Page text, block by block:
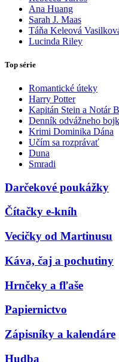
Ana Huang
Sarah J. Maas
Táňa Keleová
Lucinda Riley
Top série
Romantické úteky
Harry Potter
Kapitán Stein a Notár
Denník odvážneho
Krimi Dominika Dána
Učím sa rozprávať
Duna
Smradi
Darčekové poukážky
Čítačky e-kníh
Vecičky od Martinusu
Káva, čaj a pochutiny
Hrnčeky a fľaše
Papiernictvo
Zápisníky a kalendáre
Hudba